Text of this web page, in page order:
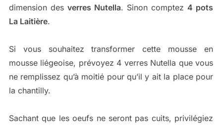
dimension des verres Nutella. Sinon comptez4 pots
La Laitière.
Si vous souhaitez transformer cette mousse en
mousse liégeoise, prévoyez 4 verres Nutella que vous
ne remplissez qu’à moitié pour qu’il y ait la place pour
la chantilly.
Sachant que les oeufs ne seront pas cuits, privilégiez